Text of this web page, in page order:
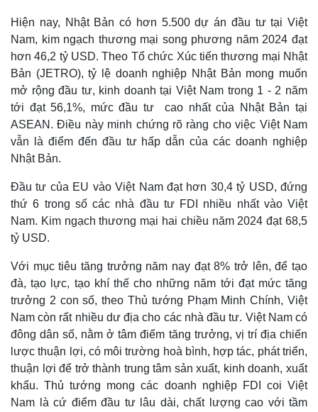
Kinh tế
Bất động sản
Khởi nghiệp
Thị trường
Giá vàng
Tiêu dùng
Tỷ giá
Chứng khoán
Giá cà phê
Hiện nay, Nhật Bản có hơn 5.500 dự án đầu tư tại Việt
Nam, kim ngạch thương mại song phương năm 2024 đạt
hơn 46,2 tỷ USD. Theo Tổ chức Xúc tiến thương mại Nhật
Bản (JETRO), tỷ lệ doanh nghiệp Nhật Bản mong muốn
mở rộng đầu tư, kinh doanh tại Việt Nam trong 1 - 2 năm
tới đạt 56,1%, mức đầu tư cao nhất của Nhật Bản tại
ASEAN. Điều này minh chứng rõ ràng cho việc Việt Nam
vẫn là điểm đến đầu tư hấp dẫn của các doanh nghiệp
Nhật Bản.
Đầu tư của EU vào Việt Nam đạt hơn 30,4 tỷ USD, đứng
thứ 6 trong số các nhà đầu tư FDI nhiều nhất vào Việt
Nam. Kim ngạch thương mại hai chiều năm 2024 đạt 68,5
tỷ USD.
Với mục tiêu tăng trưởng năm nay đạt 8% trở lên, để tạo
đà, tạo lực, tạo khí thế cho những năm tới đạt mức tăng
trưởng 2 con số, theo Thủ tướng Phạm Minh Chính, Việt
Nam còn rất nhiều dư địa cho các nhà đầu tư. Việt Nam có
đông dân số, nằm ở tâm điểm tăng trưởng, vị trí địa chiến
lược thuận lợi, có môi trường hoà bình, hợp tác, phát triển,
thuận lợi để trở thành trung tâm sản xuất, kinh doanh, xuất
khẩu. Thủ tướng mong các doanh nghiệp FDI coi Việt
Nam là cứ điểm đầu tư lâu dài, chất lượng cao với tầm